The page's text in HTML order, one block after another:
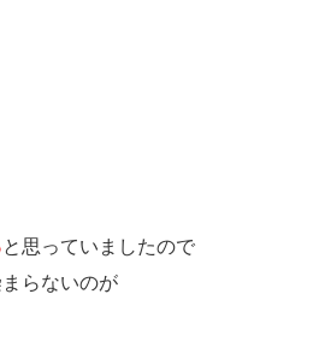
と思っていましたので
らないのが